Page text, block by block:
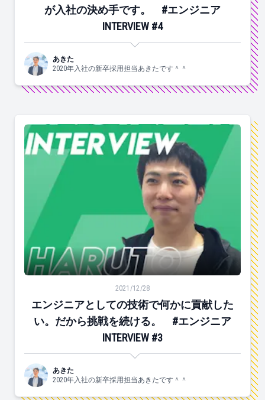
が入社の決め手です。 #エンジニア
INTERVIEW #4
あきた
2020年入社の新卒採用担当あきたです＾＾
エンジニアとしての技術で何かに貢献したい。だから
2021/12/28
エンジニアとしての技術で何かに貢献した
い。だから挑戦を続ける。 #エンジニア
INTERVIEW #3
あきた
2020年入社の新卒採用担当あきたです＾＾